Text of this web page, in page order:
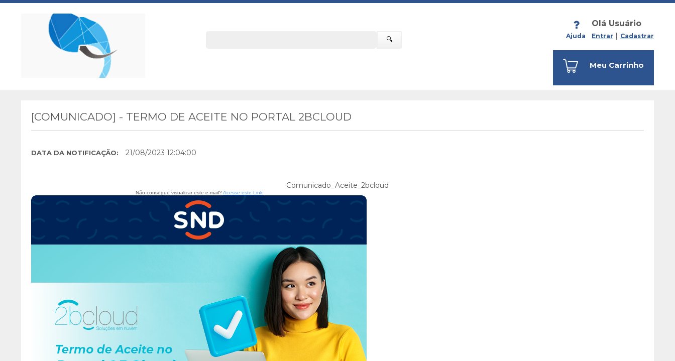
🔍 Ajuda
Olá Usuário
Entrar Cadastrar
Meu Carrinho
[COMUNICADO] - TERMO DE ACEITE NO PORTAL 2BCLOUD
DATA DA NOTIFICAÇÃO: 21/08/2023 12:04:00
Comunicado_Aceite_2bcloud
Não consegue visualizar este e-mail? Acesse este Link